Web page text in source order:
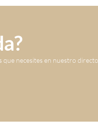
que necesites en nuestro